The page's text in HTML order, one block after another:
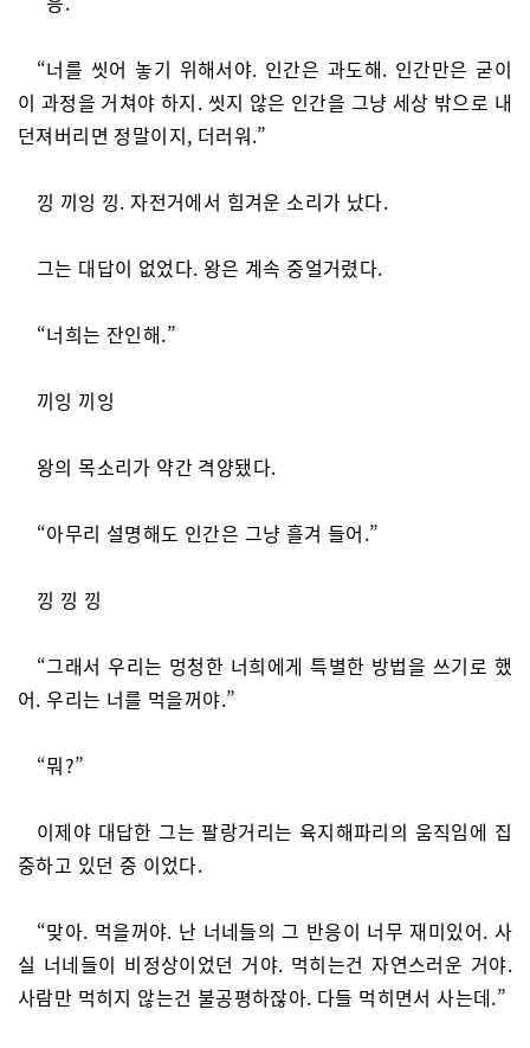
“너를 씻어 놓기 위해서야. 인간은 과도해. 인간만은 굳이
이 과정을 거쳐야 하지. 씻지 않은 인간을 그냥 세상 밖으로 내
던져버리면 정말이지, 더러워.”
낑 끼잉 낑. 자전거에서 힘겨운 소리가 났다.
그는 대답이 없었다. 왕은 계속 중얼거렸다.
“너희는 잔인해.”
끼잉 끼잉
왕의 목소리가 약간 격양됐다.
“아무리 설명해도 인간은 그냥 흘겨 들어.”
낑 낑 낑
“그래서 우리는 멍청한 너희에게 특별한 방법을 쓰기로 했
어. 우리는 너를 먹을꺼야.”
“뭐?”
이제야 대답한 그는 팔랑거리는 육지해파리의 움직임에 집
중하고 있던 중 이었다.
“맞아. 먹을꺼야. 난 너네들의 그 반응이 너무 재미있어. 사
실 너네들이 비정상이었던 거야. 먹히는건 자연스러운 거야.
사람만 먹히지 않는건 불공평하잖아. 다들 먹히면서 사는데.”